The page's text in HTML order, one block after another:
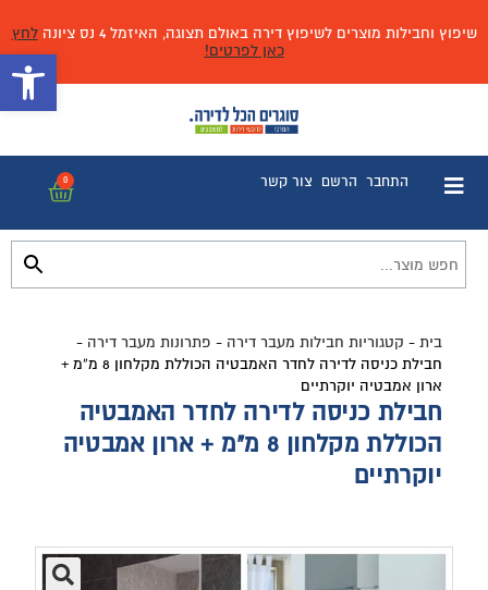
שיפוץ וחבילות מוצרים לשיפוץ דירה באולם תצוגה, האיזמל 4 נס ציונה
לחץ
כאן לפרטים!
התחבר הרשם צור קשר 0
בית - קטגוריות חבילות מעבר דירה - פתרונות מעבר דירה -
חבילת כניסה לדירה לחדר האמבטיה הכוללת מקלחון 8 מ”מ +
ארון אמבטיה יוקרתיים
חבילת כניסה לדירה לחדר האמבטיה
הכוללת מקלחון 8 מ"מ + ארון אמבטיה
יוקרתיים